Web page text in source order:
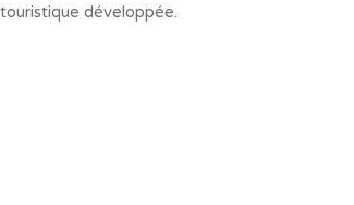
développée.